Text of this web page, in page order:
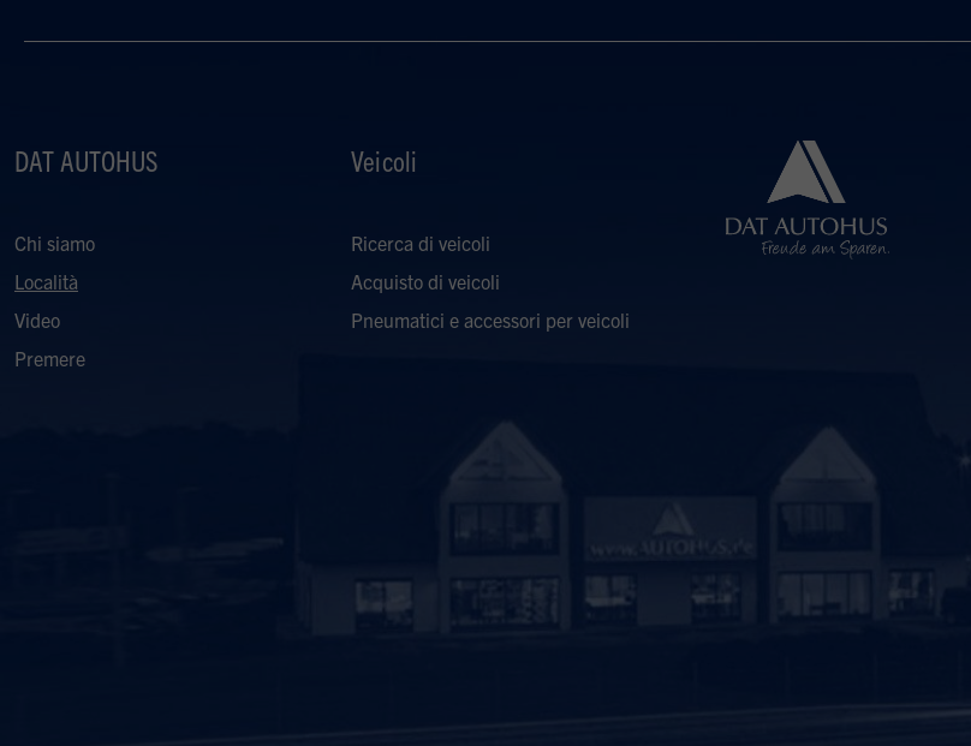
DAT AUTOHUS
Chi siamo
Località
Video
Premere
Veicoli
Ricerca di veicoli
Acquisto di veicoli
Pneumatici e accessori per veicoli